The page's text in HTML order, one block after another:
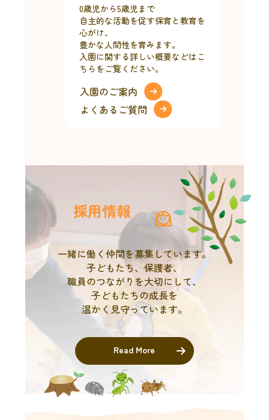
0歳児から5歳児まで
自主的な活動を促す保育と教育を
心がけ、
豊かな人間性を育みます。
入園に関する詳しい概要などはこ
ちらをご覧ください。
入園のご案内
よくあるご質問
採用情報
一緒に働く仲間を募集しています。
子どもたち、保護者、
職員のつながりを大切にして、
子どもたちの成長を
温かく見守っています。
Read More